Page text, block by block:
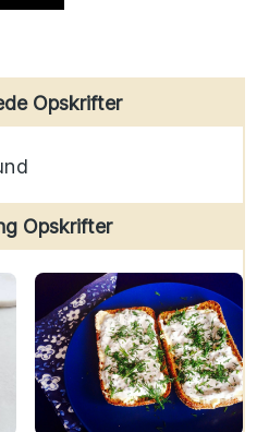
Opskrifter
Opskrifter